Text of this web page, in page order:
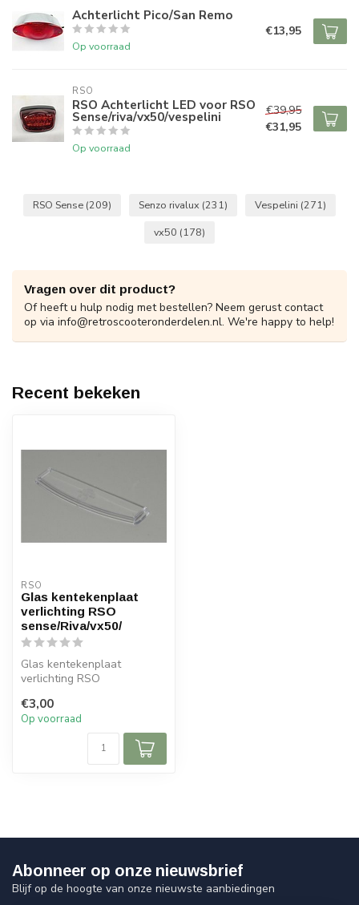
Achterlicht Pico/San Remo
Op voorraad
€13,95
RSO
RSO Achterlicht LED voor RSO
Sense/riva/vx50/vespelini
Op voorraad
€39,95
€31,95
RSO Sense (209) Senzo rivalux (231) Vespelini (271)
vx50 (178)
Vragen over dit product?
Of heeft u hulp nodig met bestellen? Neem gerust contact
op via info@retroscooteronderdelen.nl. We're happy to help!
Recent bekeken
RSO
Glas kentekenplaat
verlichting RSO
sense/Riva/vx50/
Glas kentekenplaat
verlichting RSO
€3,00
Op voorraad
Abonneer op onze nieuwsbrief
Blijf op de hoogte van onze nieuwste aanbiedingen